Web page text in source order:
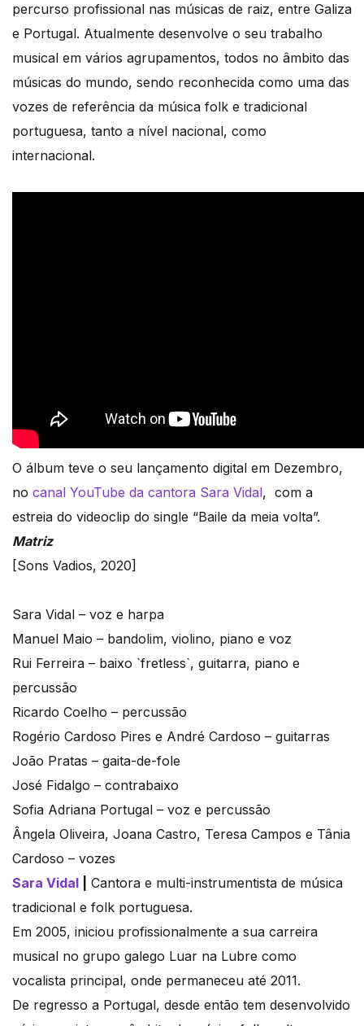
percurso profissional nas músicas de raiz, entre Galiza
e Portugal. Atualmente desenvolve o seu trabalho
musical em vários agrupamentos, todos no âmbito das
músicas do mundo, sendo reconhecida como uma das
vozes de referência da música folk e tradicional
portuguesa, tanto a nível nacional, como
internacional.
O álbum teve o seu lançamento digital em Dezembro,
no canal YouTube da cantora Sara Vidal, com a
estreia do videoclip do single “Baile da meia volta”.
Matriz
[Sons Vadios, 2020]
Sara Vidal – voz e harpa
Manuel Maio – bandolim, violino, piano e voz
Rui Ferreira – baixo `fretless`, guitarra, piano e
percussão
Ricardo Coelho – percussão
Rogério Cardoso Pires e André Cardoso – guitarras
João Pratas – gaita-de-fole
José Fidalgo – contrabaixo
Sofia Adriana Portugal – voz e percussão
Ângela Oliveira, Joana Castro, Teresa Campos e Tânia
Cardoso – vozes
Sara Vidal
Cantora e multi-instrumentista de música
tradicional e folk portuguesa.
Em 2005, iniciou profissionalmente a sua carreira
musical no grupo galego Luar na Lubre como
vocalista principal, onde permaneceu até 2011.
De regresso a Portugal, desde então tem desenvolvido